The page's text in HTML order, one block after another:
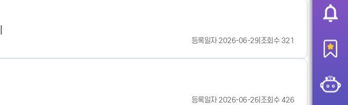
등록일자 2026-06-29 조회수 321
등록일자 2026-06-26 조회수 426